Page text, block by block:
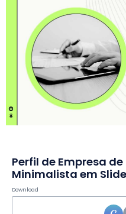
Perfil de Empresa
Minimalista em
Download